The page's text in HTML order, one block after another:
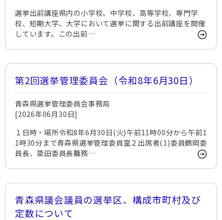
選挙出前講座県内の小学校、中学校、高等学校、専門学
校、短期大学、大学において選挙に関する出前講座を開催
しています。この出前…
第2回選挙管理委員会（令和8年6月30日）
青森県選挙管理委員会事務局
[2026年06月30日]
１日時・場所令和8年6月30日(火)午前11時00分から午前1
1時30分まで青森県選挙管理委員室２出席者(1)委員鶴岡委
員長、簗田委員長職務…
青森県議会議員の選挙区、構成市町村及び
定数について